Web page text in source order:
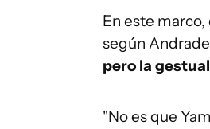
En este marco,
según
pero la
"No es que